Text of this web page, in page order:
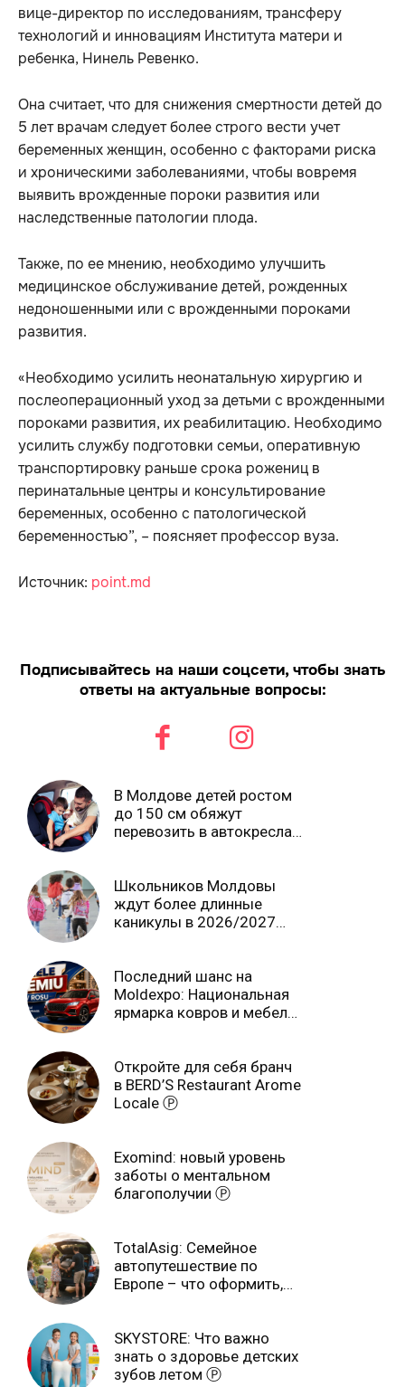
вице-директор по исследованиям, трансферу
технологий и инновациям Института матери и
ребенка, Нинель Ревенко.
Она считает, что для снижения смертности детей до
5 лет врачам следует более строго вести учет
беременных женщин, особенно с факторами риска
и хроническими заболеваниями, чтобы вовремя
выявить врожденные пороки развития или
наследственные патологии плода.
Также, по ее мнению, необходимо улучшить
медицинское обслуживание детей, рожденных
недоношенными или с врожденными пороками
развития.
«Необходимо усилить неонатальную хирургию и
послеоперационный уход за детьми с врожденными
пороками развития, их реабилитацию. Необходимо
усилить службу подготовки семьи, оперативную
транспортировку раньше срока рожениц в
перинатальные центры и консультирование
беременных, особенно с патологической
беременностью”, – поясняет профессор вуза.
Источник: point.md
Подписывайтесь на наши соцсети, чтобы знать
ответы на актуальные вопросы:
В Молдове детей ростом
до 150 см обяжут
перевозить в автокреслах
Школьников Молдовы
ждут более длинные
каникулы в 2026/2027
Последний шанс на
Moldexpo: Национальная
ярмарка ковров и мебели
Откройте для себя бранч
в BERD’S Restaurant Arome
Locale Ⓟ
Exomind: новый уровень
заботы о ментальном
благополучии Ⓟ
TotalAsig: Семейное
автопутешествие по
Европе – что оформить,
SKYSTORE: Что важно
знать о здоровье детских
зубов летом Ⓟ